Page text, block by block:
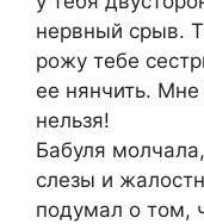
нервный срыв.
рожу тебе
ее нянчить.
нельзя!
Бабуля
слезы и
подумал о том,